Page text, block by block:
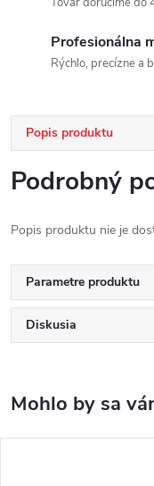
Profesionálna
Rýchlo, precízne a
Popis produktu
Podrobný
Popis produktu nie je
Parametre produktu
Diskusia